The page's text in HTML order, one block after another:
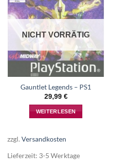
NICHT VORRÄTIG
Gauntlet Legends – PS1
29,99 €
WEITERLESEN
zzgl. Versandkosten
Lieferzeit: 3-5 Werktage